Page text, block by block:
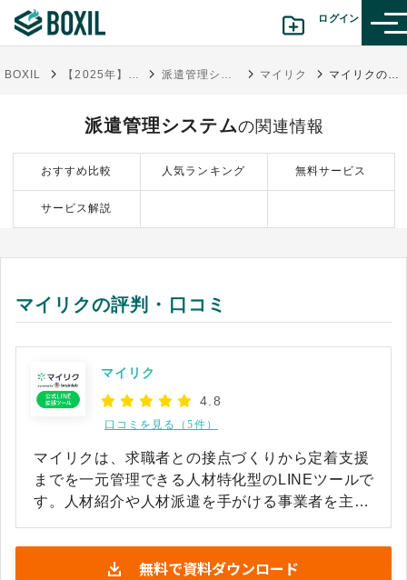
ログイン
診断から探す(β版)
記事から探す
BOXIL 【2025年】人材派遣管理システム比較21選！タイプと選び方 派遣管理システム マイリク マイリクの評判・口コミ
派遣管理システムの関連情報
おすすめ比較 人気ランキング 無料サービス
サービス解説
マイリクの評判・口コミ
マイリク
4.8
口コミを見る（5件）
マイリクは、求職者との接点づくりから定着支援
までを一元管理できる人材特化型のLINEツールで
す。人材紹介や人材派遣を手がける事業者を主な
ことで、求職者の獲得、応募の促進、就業後のフ
ォローまでをひとつのプラットフォームでつなげ
無料で資料ダウンロード